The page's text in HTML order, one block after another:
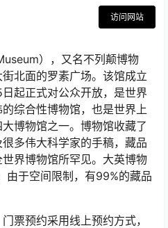
访问网站
），又名不列颠博物
北面的罗素广场。该馆成立
起正式对公众开放，是世界
综合性博物馆，也是世界上
博物馆之一。博物馆收藏了
多伟大科学家的手稿，藏品
界博物馆所罕见。大英博物
由于空间限制，有99%的藏品
票预约采用线上预约方式，